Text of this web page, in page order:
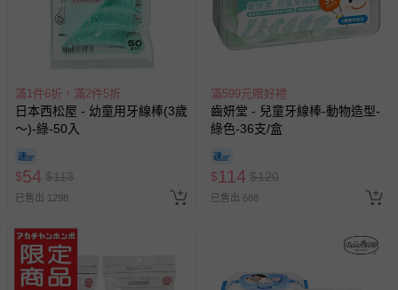
滿1件6折，滿2件5折
日本西松屋 - 幼童用牙線棒(3歲
～)-綠-50入
$54 $113
已售出 1298
滿599元贈好禮
齒妍堂 - 兒童牙線棒-動物造型-
綠色-36支/盒
$114 $120
已售出 688